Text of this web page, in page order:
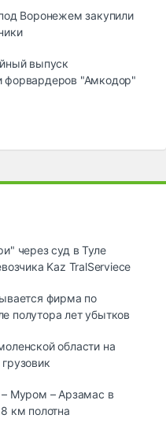
Воронежем закупили
выпуск
форвардеров "Амкодор"
через суд в Туле
Kaz TralServiece
фирма по
полутора лет убытков
области на
Муром – Арзамас в
км полотна